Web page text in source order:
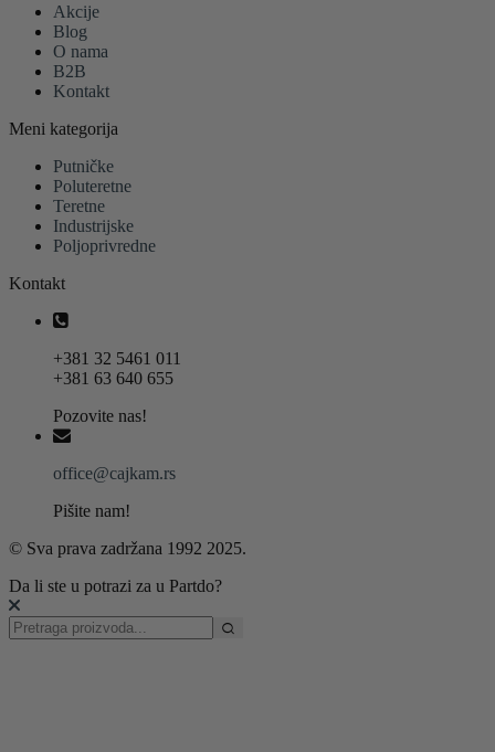
Akcije
Blog
O nama
B2B
Kontakt
Meni kategorija
Putničke
Poluteretne
Teretne
Industrijske
Poljoprivredne
Kontakt
+381 32 5461 011
+381 63 640 655
Pozovite nas!
office@cajkam.rs
Pišite nam!
© Sva prava zadržana 1992 2025.
Da li ste u potrazi za u Partdo?